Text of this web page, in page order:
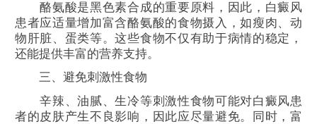
酪氨酸是黑色素合成的重要原料，因此，白癜风
患者应适量增加富含酪氨酸的食物摄入，如瘦肉、动
物肝脏、蛋类等。这些食物不仅有助于病情的稳定，
还能提供丰富的营养支持。
三、避免刺激性食物
辛辣、油腻、生冷等刺激性食物可能对白癜风患
者的皮肤产生不良影响，因此应尽量避免。同时，富